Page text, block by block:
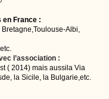
en France :
Albi,
l’association :
( 2014) mais aussila Via
la Sicile, la Bulgarie,etc.